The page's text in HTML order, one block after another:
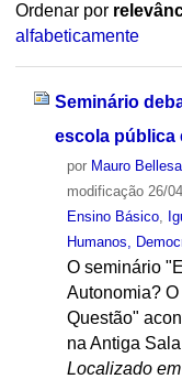
Ordenar por
alfabeticamente
Seminário
escola pública
por Mauro Bellesa
modificação26/
Ensino Básico,
Humanos,
O seminário
Autonomia?
Questão"
na Antiga
Localizado em